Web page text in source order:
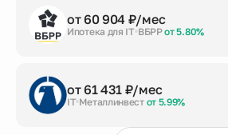
от 20%
первый взнос
до 30 лет
Заказать консультацию
Ипотека для IT ВБРРот 5.80%
от 60 904 ₽/мес
от 20%
первый взнос
до 30 лет
Заказать консультацию
IT Металлинвест от 5.99%
от 61 431 ₽/мес